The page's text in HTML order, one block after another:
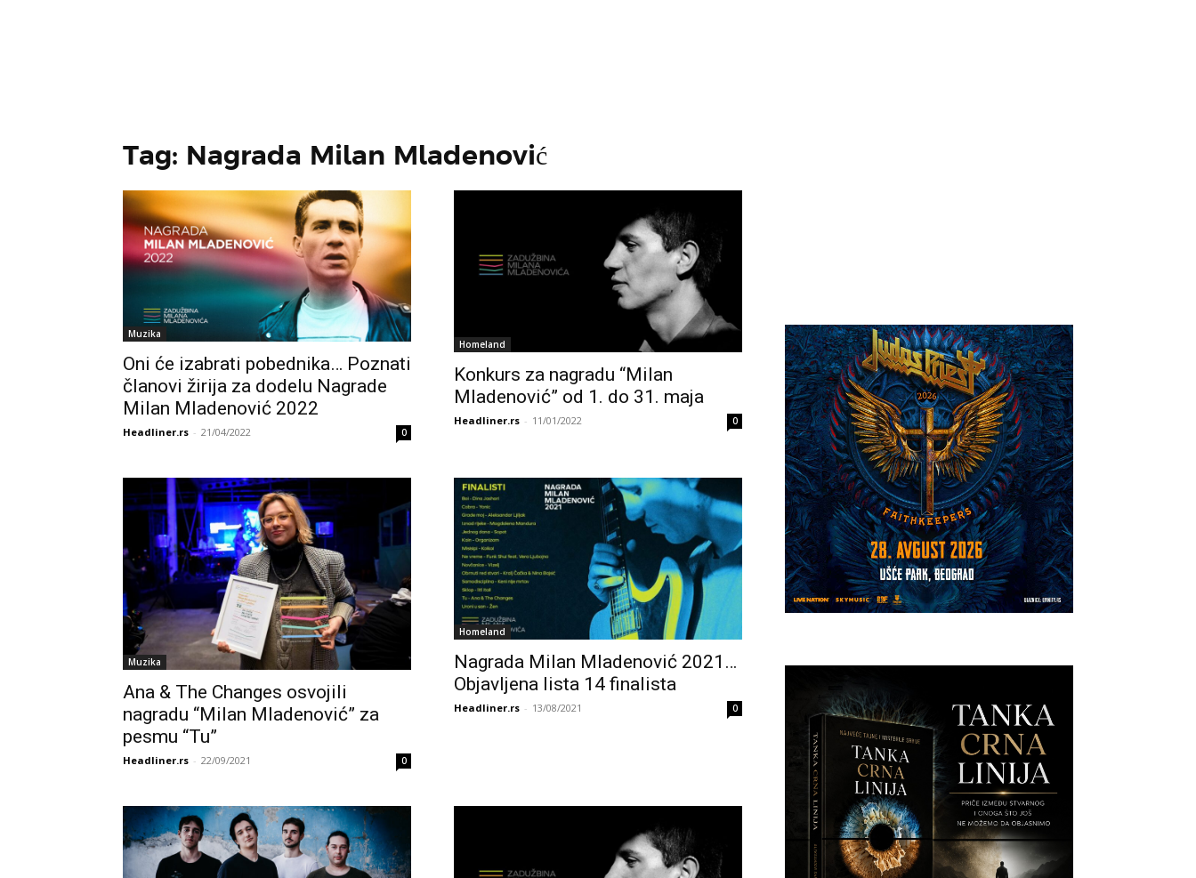
Tag: Nagrada Milan Mladenović
Muzika
Oni će izabrati pobednika… Poznati
članovi žirija za dodelu Nagrade
Milan Mladenović 2022
Headliner.rs - 21/04/2022 0
Homeland
Konkurs za nagradu “Milan
Mladenović” od 1. do 31. maja
Headliner.rs - 11/01/2022 0
Muzika
Ana & The Changes osvojili
nagradu “Milan Mladenović” za
pesmu “Tu”
Headliner.rs - 22/09/2021 0
Homeland
Nagrada Milan Mladenović 2021…
Objavljena lista 14 finalista
Headliner.rs - 13/08/2021 0